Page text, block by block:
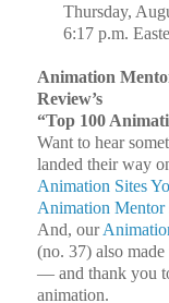
Thursday,
6:17 p.m.
Animation
Review’s
“Top 100
Want to hear
landed their way
Animation Sites
Animation Mentor
And, our
(no. 37) also
— and thank you
animation.